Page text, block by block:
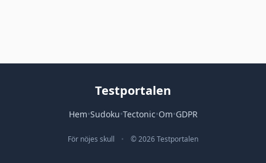
Testportalen
Hem•Sudoku•Tectonic•Om•GDPR
För nöjes skull • © 2026 Testportalen